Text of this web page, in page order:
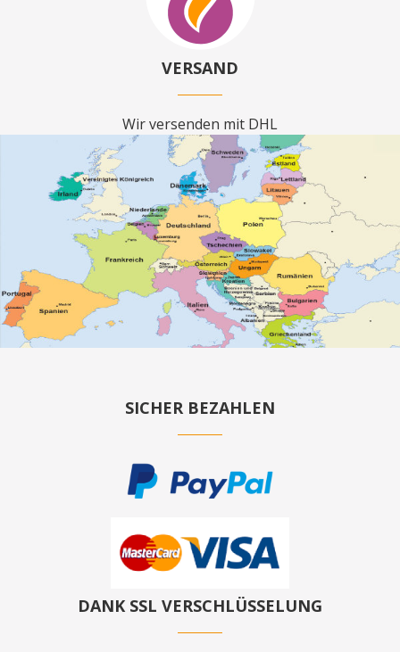
VERSAND
Wir versenden mit DHL
SICHER BEZAHLEN
DANK SSL VERSCHLÜSSELUNG